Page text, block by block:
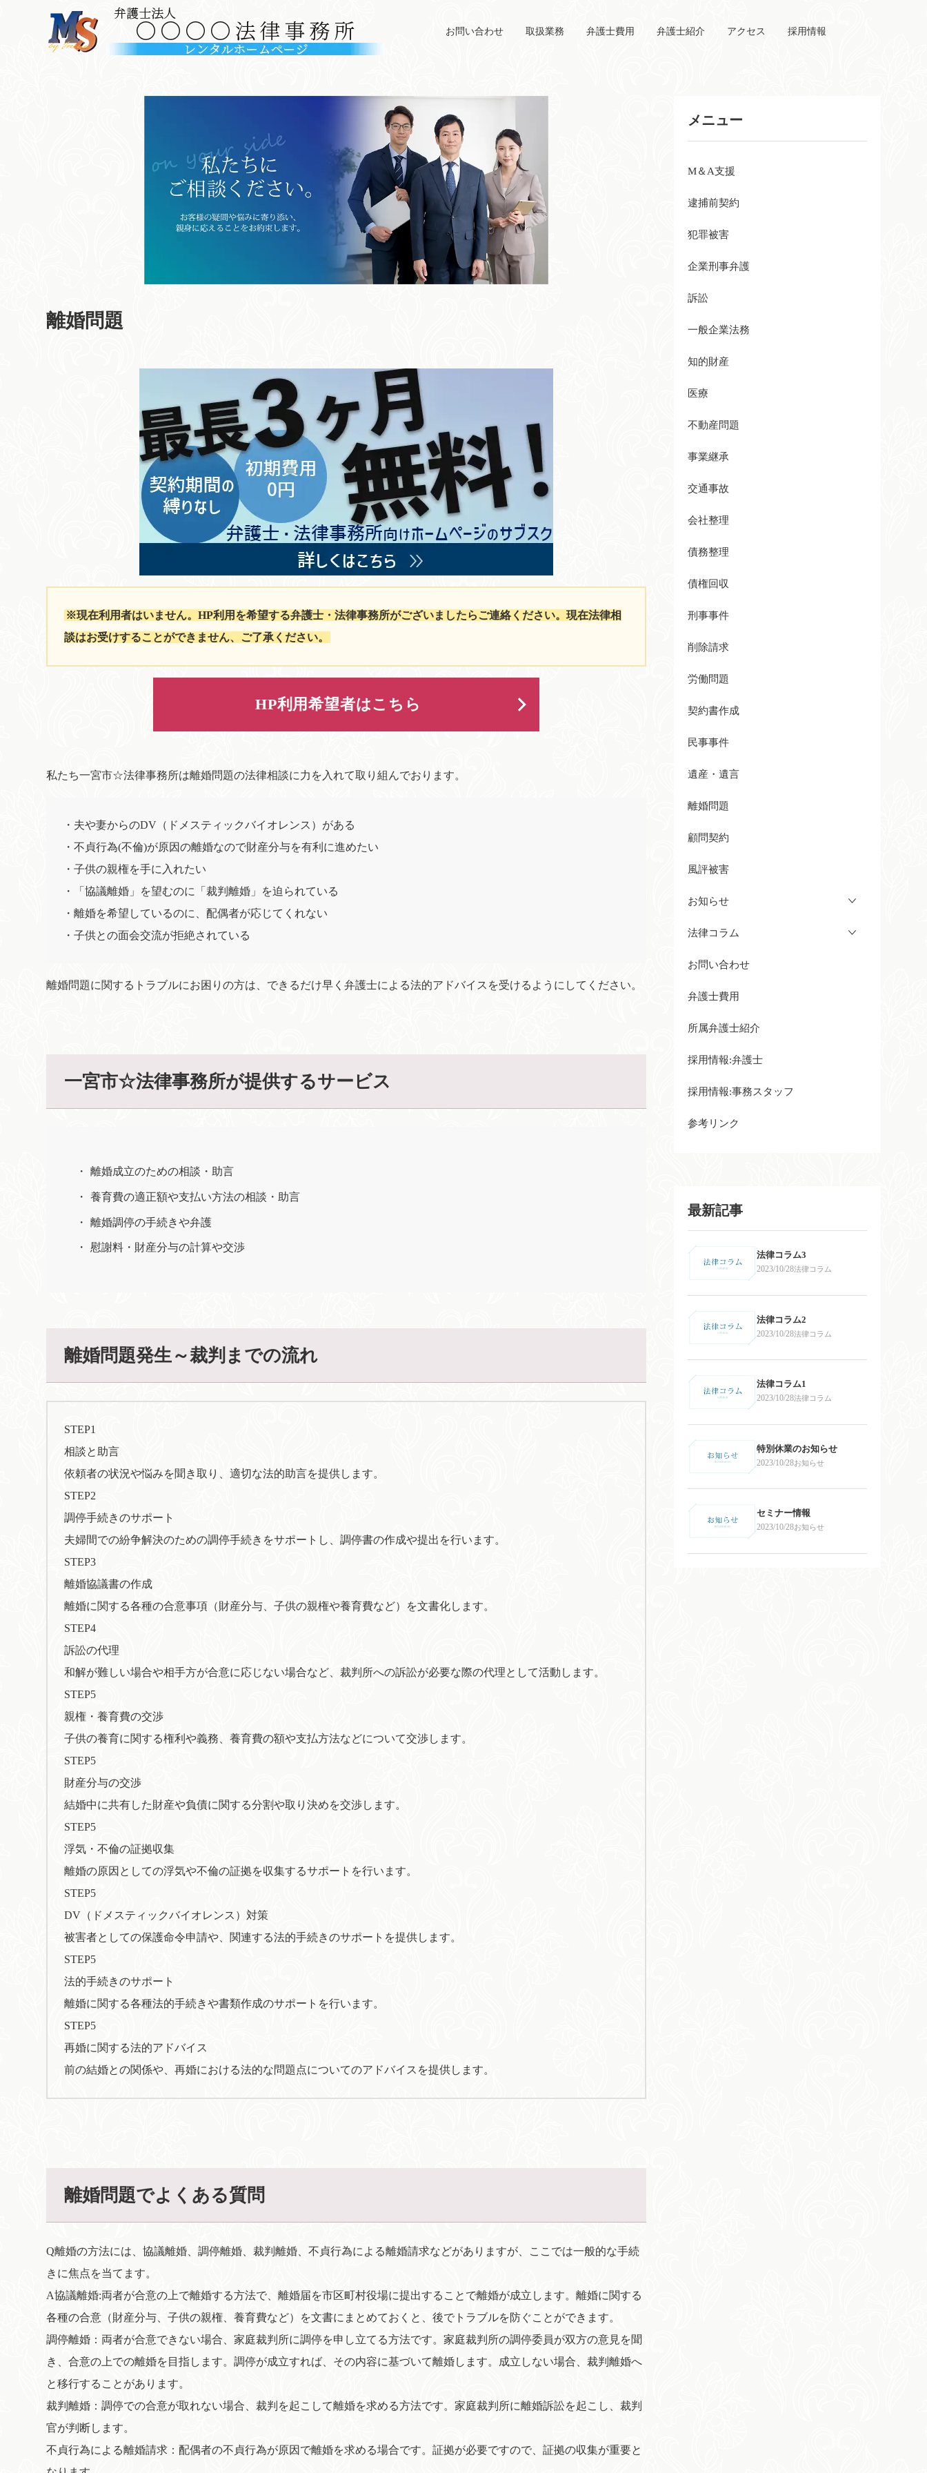
お問い合わせ 取扱業務 弁護士費用 弁護士紹介 アクセス 採用情報
離婚問題
※現在利用者はいません。HP利用を希望する弁護士・法律事務所がございましたらご連絡ください。現在法律相
談はお受けすることができません、ご了承ください。
HP利用希望者はこちら
私たち一宮市☆法律事務所は離婚問題の法律相談に力を入れて取り組んでおります。
・夫や妻からのDV（ドメスティックバイオレンス）がある
・不貞行為(不倫)が原因の離婚なので財産分与を有利に進めたい
・子供の親権を手に入れたい
・「協議離婚」を望むのに「裁判離婚」を迫られている
・離婚を希望しているのに、配偶者が応じてくれない
・子供との面会交流が拒絶されている
離婚問題に関するトラブルにお困りの方は、できるだけ早く弁護士による法的アドバイスを受けるようにしてください。
一宮市☆法律事務所が提供するサービス
離婚成立のための相談・助言
養育費の適正額や支払い方法の相談・助言
離婚調停の手続きや弁護
慰謝料・財産分与の計算や交渉
離婚問題発生～裁判までの流れ
STEP1
相談と助言
依頼者の状況や悩みを聞き取り、適切な法的助言を提供します。
STEP2
調停手続きのサポート
夫婦間での紛争解決のための調停手続きをサポートし、調停書の作成や提出を行います。
STEP3
離婚協議書の作成
離婚に関する各種の合意事項（財産分与、子供の親権や養育費など）を文書化します。
STEP4
訴訟の代理
和解が難しい場合や相手方が合意に応じない場合など、裁判所への訴訟が必要な際の代理として活動します。
STEP5
親権・養育費の交渉
子供の養育に関する権利や義務、養育費の額や支払方法などについて交渉します。
STEP5
財産分与の交渉
結婚中に共有した財産や負債に関する分割や取り決めを交渉します。
STEP5
浮気・不倫の証拠収集
離婚の原因としての浮気や不倫の証拠を収集するサポートを行います。
STEP5
DV（ドメスティックバイオレンス）対策
被害者としての保護命令申請や、関連する法的手続きのサポートを提供します。
STEP5
法的手続きのサポート
離婚に関する各種法的手続きや書類作成のサポートを行います。
STEP5
再婚に関する法的アドバイス
前の結婚との関係や、再婚における法的な問題点についてのアドバイスを提供します。
離婚問題でよくある質問
Q離婚の方法には、協議離婚、調停離婚、裁判離婚、不貞行為による離婚請求などがありますが、ここでは一般的な手続
きに焦点を当てます。
A協議離婚:両者が合意の上で離婚する方法で、離婚届を市区町村役場に提出することで離婚が成立します。離婚に関する
各種の合意（財産分与、子供の親権、養育費など）を文書にまとめておくと、後でトラブルを防ぐことができます。
調停離婚：両者が合意できない場合、家庭裁判所に調停を申し立てる方法です。家庭裁判所の調停委員が双方の意見を聞
き、合意の上での離婚を目指します。調停が成立すれば、その内容に基づいて離婚します。成立しない場合、裁判離婚へ
と移行することがあります。
裁判離婚：調停での合意が取れない場合、裁判を起こして離婚を求める方法です。家庭裁判所に離婚訴訟を起こし、裁判
官が判断します。
不貞行為による離婚請求：配偶者の不貞行為が原因で離婚を求める場合です。証拠が必要ですので、証拠の収集が重要と
メニュー
M＆A支援
逮捕前契約
犯罪被害
企業刑事弁護
訴訟
一般企業法務
知的財産
医療
不動産問題
事業継承
交通事故
会社整理
債務整理
債権回収
刑事事件
削除請求
労働問題
契約書作成
民事事件
遺産・遺言
離婚問題
顧問契約
風評被害
お知らせ
法律コラム
お問い合わせ
弁護士費用
所属弁護士紹介
採用情報:弁護士
採用情報:事務スタッフ
参考リンク
最新記事
法律コラム3
2023/10/28法律コラム
法律コラム2
2023/10/28法律コラム
法律コラム1
2023/10/28法律コラム
特別休業のお知らせ
2023/10/28お知らせ
セミナー情報
2023/10/28お知らせ